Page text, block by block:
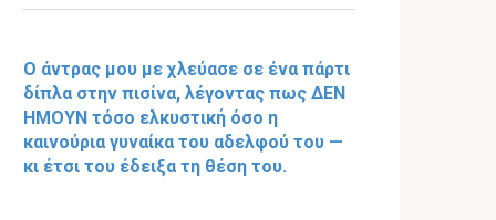
Ο άντρας μου με χλεύασε σε ένα πάρτι
δίπλα στην πισίνα, λέγοντας πως ΔΕΝ
ΗΜΟΥΝ τόσο ελκυστική όσο η
καινούρια γυναίκα του αδελφού του —
κι έτσι του έδειξα τη θέση του.